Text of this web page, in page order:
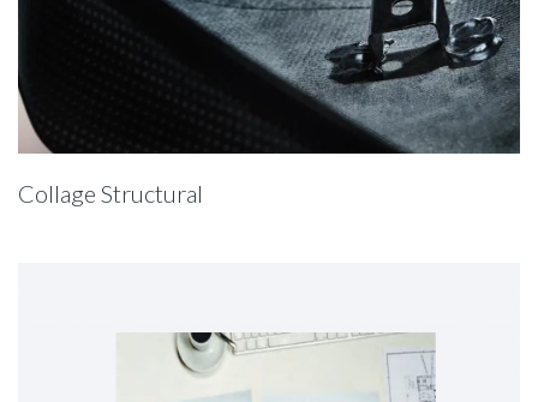
Nos services
Nos réalisations
NOUS CONTACTER
Collage Structural